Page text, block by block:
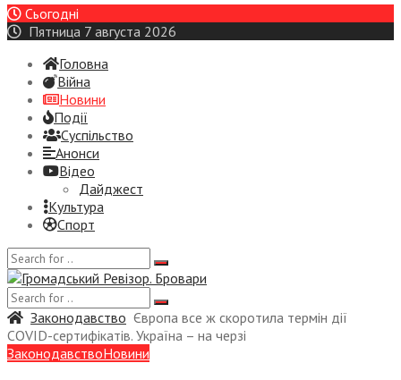
Сьогодні
Пятница 7 августа 2026
Головна
Війна
Новини
Події
Суспiльство
Анонси
Відео
Дайджест
Культура
Спорт
Законодавство Європа все ж скоротила термін дії
COVID-сертифікатів. Україна – на черзі
ЗаконодавствоНовини